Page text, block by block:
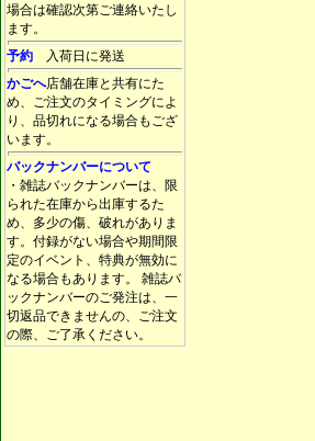
場合は確認次第ご連絡いたし
ます。
予約 入荷日に発送
かごへ店舗在庫と共有にた
め、ご注文のタイミングによ
り、品切れになる場合もござ
います。
バックナンバーについて
・雑誌バックナンバーは、限
られた在庫から出庫するた
め、多少の傷、破れがありま
す。付録がない場合や期間限
定のイベント、特典が無効に
なる場合もあります。 雑誌バ
ックナンバーのご発注は、一
切返品できませんの、ご注文
の際、ご了承ください。